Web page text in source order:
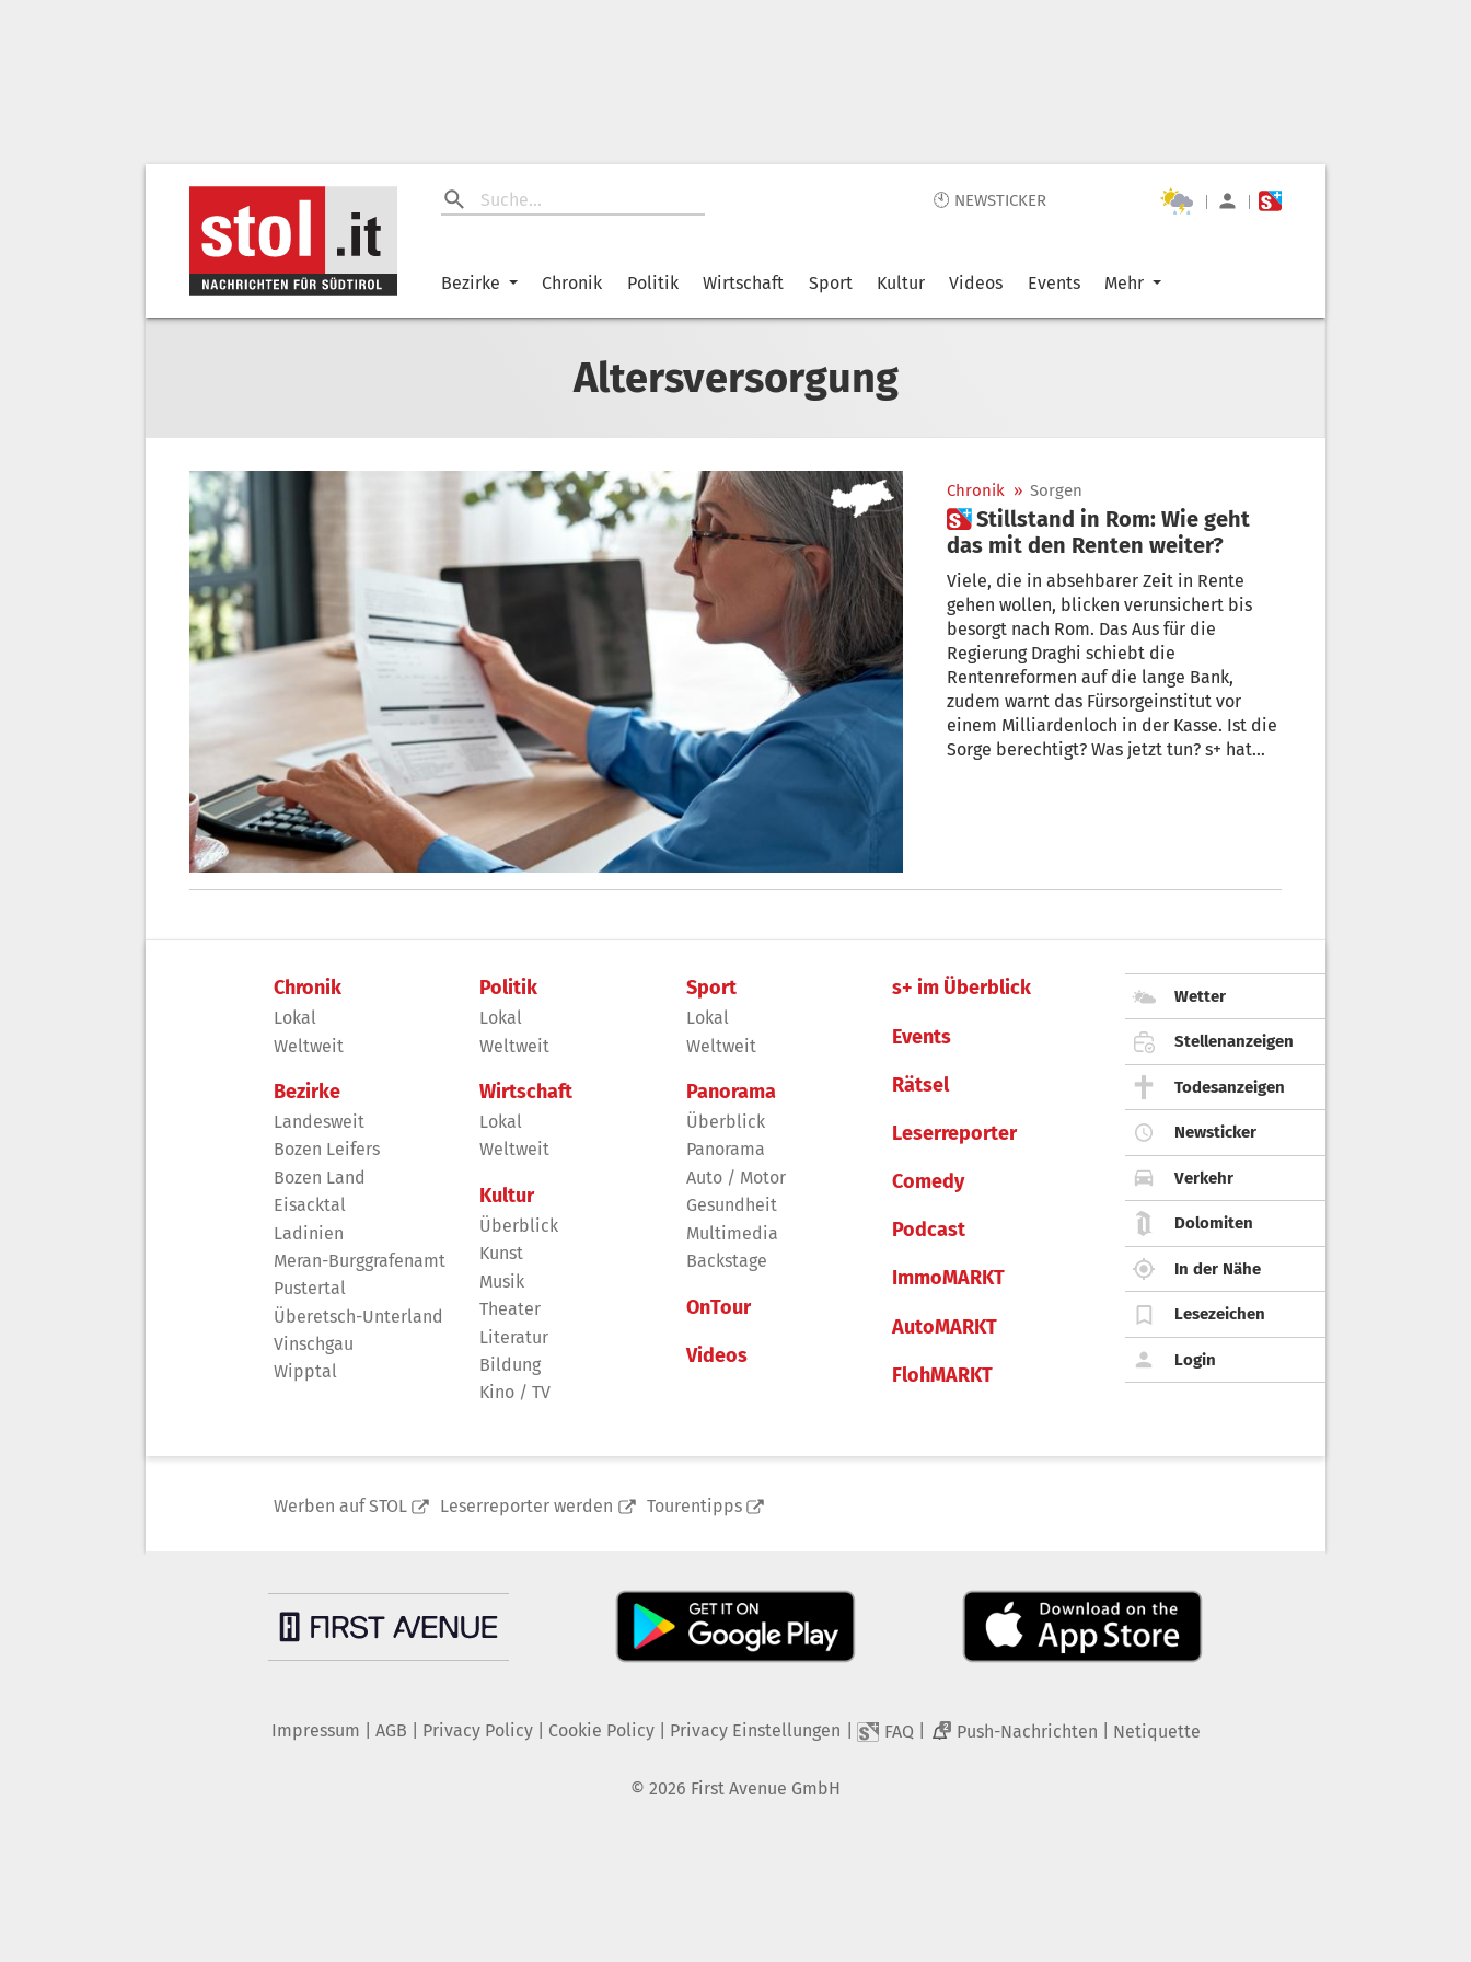
🕙 NEWSTICKER | |
Bezirke Chronik Politik Wirtschaft Sport Kultur Videos Events Mehr
Altersversorgung
Chronik » Sorgen
 Stillstand in Rom: Wie geht
das mit den Renten weiter?
Viele, die in absehbarer Zeit in Rente
gehen wollen, blicken verunsichert bis
besorgt nach Rom. Das Aus für die
Regierung Draghi schiebt die
Rentenreformen auf die lange Bank,
zudem warnt das Fürsorgeinstitut vor
einem Milliardenloch in der Kasse. Ist die
Sorge berechtigt? Was jetzt tun? s+ hat
Chronik
Lokal
Weltweit
Bezirke
Landesweit
Bozen Leifers
Bozen Land
Eisacktal
Ladinien
Meran-Burggrafenamt
Pustertal
Überetsch-Unterland
Vinschgau
Wipptal
Politik
Lokal
Weltweit
Wirtschaft
Lokal
Weltweit
Kultur
Überblick
Kunst
Musik
Theater
Literatur
Bildung
Kino / TV
Sport
Lokal
Weltweit
Panorama
Überblick
Panorama
Auto / Motor
Gesundheit
Multimedia
Backstage
OnTour
Videos
s+ im Überblick
Events
Rätsel
Leserreporter
Comedy
Podcast
ImmoMARKT
AutoMARKT
FlohMARKT
Wetter
Stellenanzeigen
Todesanzeigen
Newsticker
Verkehr
Dolomiten
In der Nähe
Lesezeichen
Login
Werben auf STOL Leserreporter werden Tourentipps
Impressum AGB Privacy Policy| Cookie Policy| Privacy Einstellungen FAQ 2 Push-Nachrichten Netiquette
© 2026 First Avenue GmbH